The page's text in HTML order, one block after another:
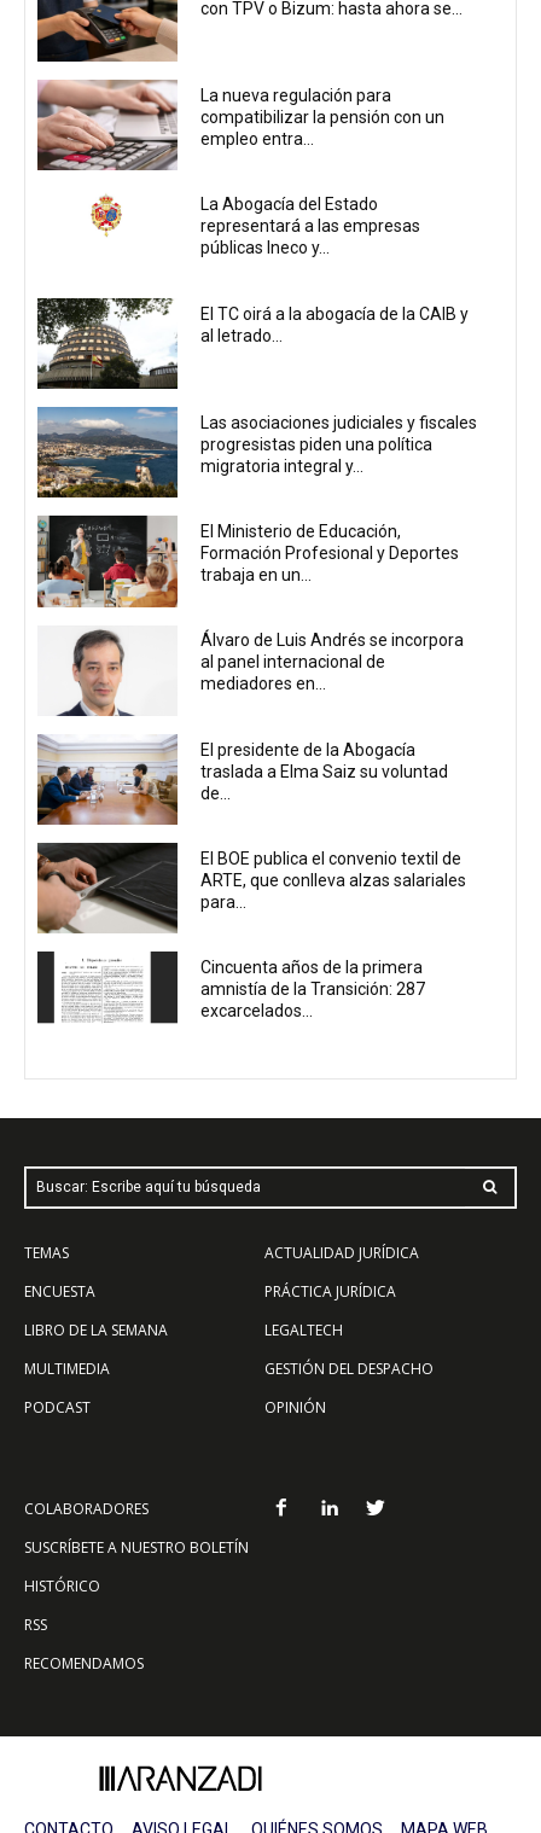
con TPV o Bizum: hasta ahora se...
La nueva regulación para
compatibilizar la pensión con un
empleo entra...
La Abogacía del Estado
representará a las empresas
públicas Ineco y...
El TC oirá a la abogacía de la CAIB y
al letrado...
Las asociaciones judiciales y fiscales
progresistas piden una política
migratoria integral y...
El Ministerio de Educación,
Formación Profesional y Deportes
trabaja en un...
Álvaro de Luis Andrés se incorpora
al panel internacional de
mediadores en...
El presidente de la Abogacía
traslada a Elma Saiz su voluntad
de...
El BOE publica el convenio textil de
ARTE, que conlleva alzas salariales
para...
Cincuenta años de la primera
amnistía de la Transición: 287
excarcelados...
Buscar: Escribe aquí tu búsqueda
TEMAS
ENCUESTA
LIBRO DE LA SEMANA
MULTIMEDIA
PODCAST
ACTUALIDAD JURÍDICA
PRÁCTICA JURÍDICA
LEGALTECH
GESTIÓN DEL DESPACHO
OPINIÓN
COLABORADORES
SUSCRÍBETE A NUESTRO BOLETÍN
HISTÓRICO
RSS
RECOMENDAMOS
CONTACTO AVISO LEGAL QUIÉNES SOMOS MAPA WEB